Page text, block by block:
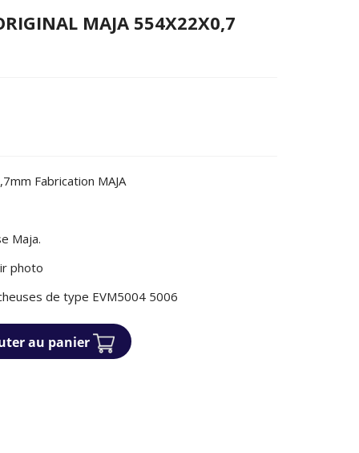
MAJA 554X22X0,7
Fabrication MAJA
Maja.
photo
de type EVM5004 5006
au panier